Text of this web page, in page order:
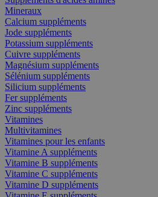
Mineraux
Calcium suppléments
Jode suppléments
Potassium suppléments
Cuivre suppléments
Magnésium suppléments
Sélénium suppléments
Silicium suppléments
Fer suppléments
Zinc suppléments
Vitamines
Multivitamines
Vitamines pour les enfants
Vitamine A suppléments
Vitamine B suppléments
Vitamine C suppléments
Vitamine D suppléments